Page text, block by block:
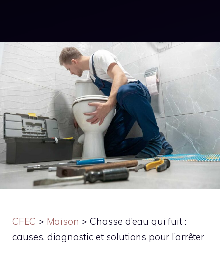
CFEC > Maison > Chasse d’eau qui fuit :
causes, diagnostic et solutions pour l’arrêter